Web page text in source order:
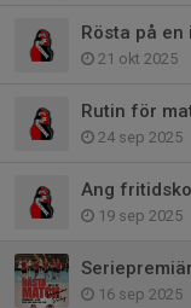
Rösta på
21 okt 2025
Rutin för
24 sep 2025
Ang
19 sep 2025
16 sep 2025